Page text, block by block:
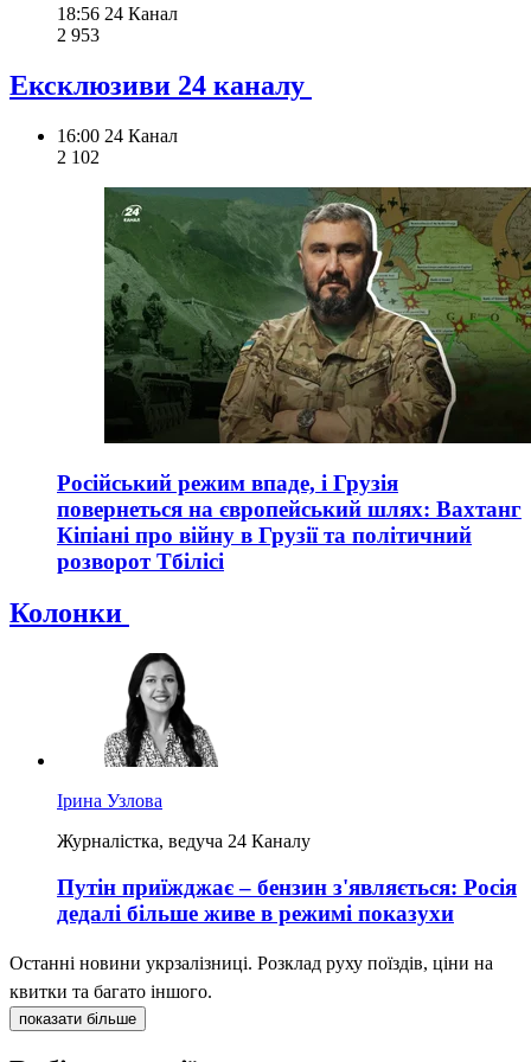
18:56 24 Канал
2 953
Ексклюзиви 24 каналу
16:00 24 Канал
2 102
Російський режим впаде, і Грузія
повернеться на європейський шлях: Вахтанг
Кіпіані про війну в Грузії та політичний
розворот Тбілісі
Колонки
Ірина Узлова
Журналістка, ведуча 24 Каналу
Путін приїжджає – бензин з'являється: Росія
дедалі більше живе в режимі показухи
Останні новини укрзалізниці. Розклад руху поїздів, ціни на
квитки та багато іншого.
показати більше